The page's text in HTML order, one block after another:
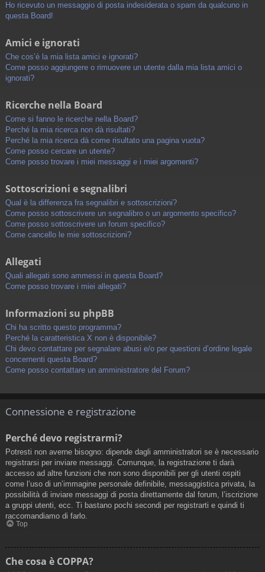
Ho ricevuto un messaggio di posta indesiderata o spam da qualcuno in
questa Board!
Amici e ignorati
Che cos’è la mia lista amici e ignorati?
Come posso aggiungere o rimuovere un utente dalla mia lista amici o
ignorati?
Ricerche nella Board
Come si fanno le ricerche nella Board?
Perché la mia ricerca non dà risultati?
Perché la mia ricerca dà come risultato una pagina vuota?
Come posso cercare un utente?
Come posso trovare i miei messaggi e i miei argomenti?
Sottoscrizioni e segnalibri
Qual è la differenza fra segnalibri e sottoscrizioni?
Come posso sottoscrivere un segnalibro o un argomento specifico?
Come posso sottoscrivere un forum specifico?
Come cancello le mie sottoscrizioni?
Allegati
Quali allegati sono ammessi in questa Board?
Come posso trovare i miei allegati?
Informazioni su phpBB
Chi ha scritto questo programma?
Perché la caratteristica X non è disponibile?
Chi devo contattare per segnalare abusi e/o per questioni d’ordine legale
concernenti questa Board?
Come posso contattare un amministratore del Forum?
Connessione e registrazione
Perché devo registrarmi?
Potresti non averne bisogno: dipende dagli amministratori se è necessario
registrarsi per inviare messaggi. Comunque, la registrazione ti darà
accesso ad altre funzioni che non sono disponibili per gli utenti ospiti
come l’uso di un’immagine personale definibile, messaggistica privata, la
possibilità di inviare messaggi di posta direttamente dal forum, l’iscrizione
a gruppi utenti, ecc. Ti bastano pochi secondi per registrarti e quindi ti
raccomandiamo di farlo.
Top
Che cosa è COPPA?